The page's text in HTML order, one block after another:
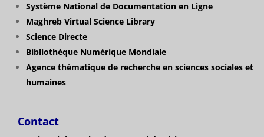
Système National de Documentation en Ligne
Maghreb Virtual Science Library
Science Directe
Bibliothèque Numérique Mondiale
Agence thématique de recherche en sciences sociales et
humaines
Contact